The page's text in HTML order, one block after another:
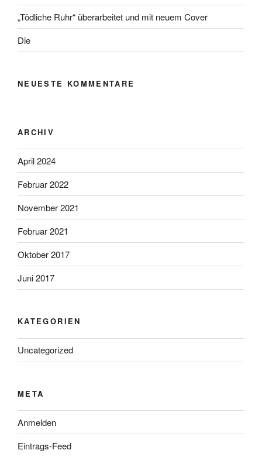
„Tödliche Ruhr“ überarbeitet und mit neuem Cover
Die
NEUESTE KOMMENTARE
ARCHIV
April 2024
Februar 2022
November 2021
Februar 2021
Oktober 2017
Juni 2017
KATEGORIEN
Uncategorized
META
Anmelden
Eintrags-Feed